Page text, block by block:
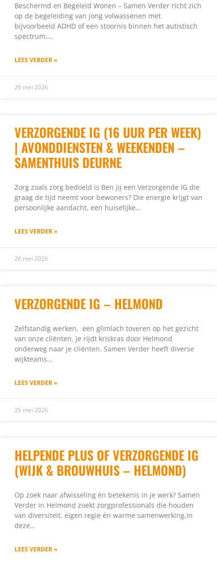
Beschermd en Begeleid Wonen – Samen Verder richt zich
op de begeleiding van jong volwassenen met
bijvoorbeeld ADHD of een stoornis binnen het autistisch
spectrum….
LEES VERDER »
26 mei 2026
VERZORGENDE IG (16 UUR PER WEEK)
| AVONDDIENSTEN & WEEKENDEN –
SAMENTHUIS DEURNE
Zorg zoals zorg bedoeld is Ben jij een Verzorgende IG die
graag de tijd neemt voor bewoners? Die energie krijgt van
persoonlijke aandacht, een huiselijke…
LEES VERDER »
26 mei 2026
VERZORGENDE IG – HELMOND
Zelfstandig werken, een glimlach toveren op het gezicht
van onze cliënten. Je rijdt kriskras door Helmond
onderweg naar je cliënten. Samen Verder heeft diverse
wijkteams…
LEES VERDER »
26 mei 2026
HELPENDE PLUS OF VERZORGENDE IG
(WIJK & BROUWHUIS – HELMOND)
Op zoek naar afwisseling én betekenis in je werk? Samen
Verder in Helmond zoekt zorgprofessionals die houden
van diversiteit, eigen regie én warme samenwerking.In
deze…
LEES VERDER »